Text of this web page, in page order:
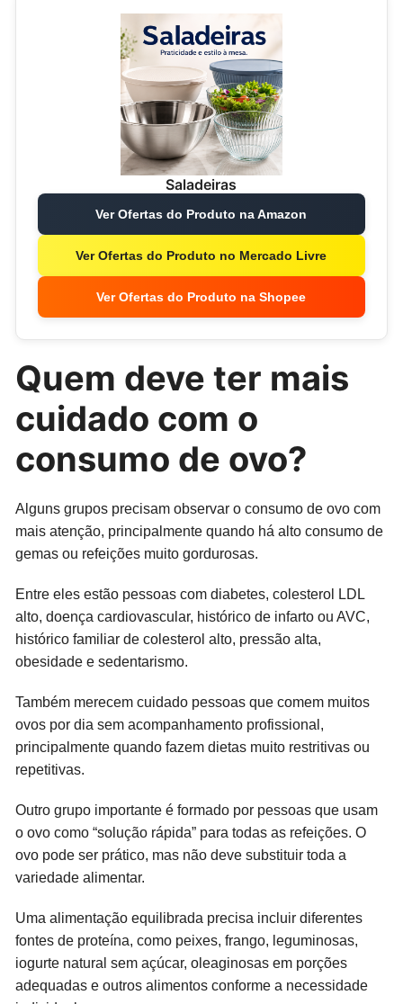
Saladeiras
Ver Ofertas do Produto na Amazon
Ver Ofertas do Produto no Mercado Livre
Ver Ofertas do Produto na Shopee
Quem deve ter mais
cuidado com o
consumo de ovo?
Alguns grupos precisam observar o consumo de ovo com
mais atenção, principalmente quando há alto consumo de
gemas ou refeições muito gordurosas.
Entre eles estão pessoas com diabetes, colesterol LDL
alto, doença cardiovascular, histórico de infarto ou AVC,
histórico familiar de colesterol alto, pressão alta,
obesidade e sedentarismo.
Também merecem cuidado pessoas que comem muitos
ovos por dia sem acompanhamento profissional,
principalmente quando fazem dietas muito restritivas ou
repetitivas.
Outro grupo importante é formado por pessoas que usam
o ovo como “solução rápida” para todas as refeições. O
ovo pode ser prático, mas não deve substituir toda a
variedade alimentar.
Uma alimentação equilibrada precisa incluir diferentes
fontes de proteína, como peixes, frango, leguminosas,
iogurte natural sem açúcar, oleaginosas em porções
adequadas e outros alimentos conforme a necessidade